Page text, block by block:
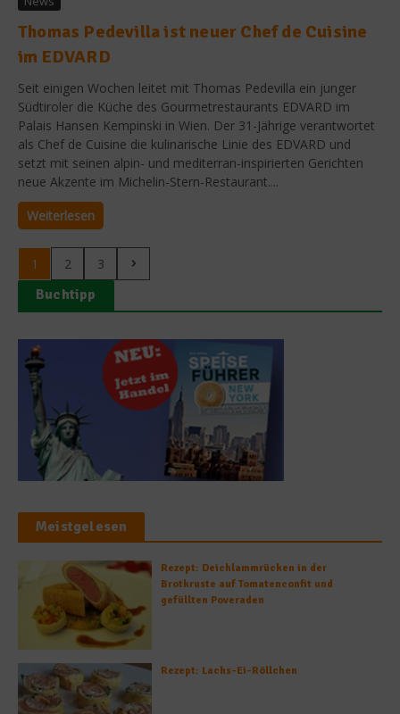
Thomas Pedevilla ist neuer Chef de Cuisine
im EDVARD
Seit einigen Wochen leitet mit Thomas Pedevilla ein junger
Südtiroler die Küche des Gourmetrestaurants EDVARD im
Palais Hansen Kempinski in Wien. Der 31-Jährige verantwortet
als Chef de Cuisine die kulinarische Linie des EDVARD und
setzt mit seinen alpin- und mediterran-inspirierten Gerichten
neue Akzente im Michelin-Stern-Restaurant....
Weiterlesen
1 2 3
Buchtipp
Meistgelesen
Rezept: Deichlammrücken in der
Brotkruste auf Tomatenconfit und
gefüllten Poveraden
Rezept: Lachs-Ei-Röllchen